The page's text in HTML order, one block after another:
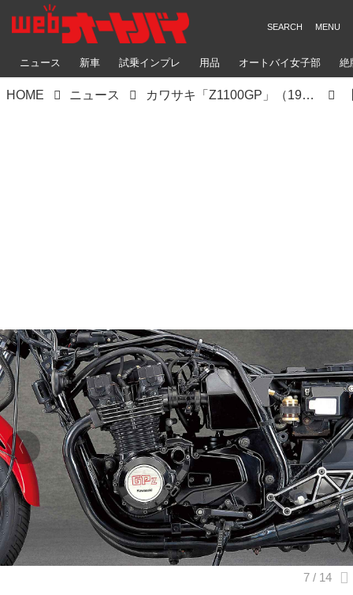
ニュース 新車 試乗インプレ 用品 オートバイ女子部 絶
HOME ニュース カワサキ「Z1100GP」（1981）「GPz1100」（1983）｜公道最速を狙った最強の空冷Z【KAWASAKI Z大全】